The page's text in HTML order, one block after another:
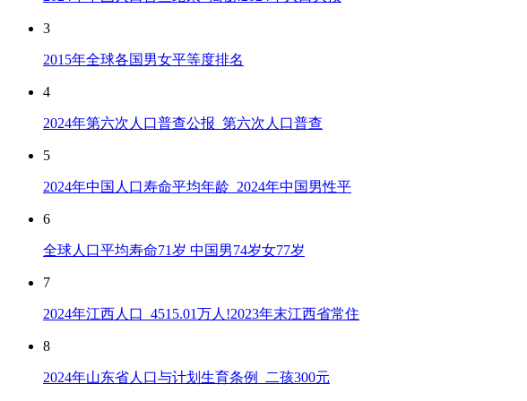
3
2015年全球各国男女平等度排名
4
2024年第六次人口普查公报_第六次人口普查
5
2024年中国人口寿命平均年龄_2024年中国男性平
6
全球人口平均寿命71岁 中国男74岁女77岁
7
2024年江西人口_4515.01万人!2023年末江西省常住
8
2024年山东省人口与计划生育条例_二孩300元